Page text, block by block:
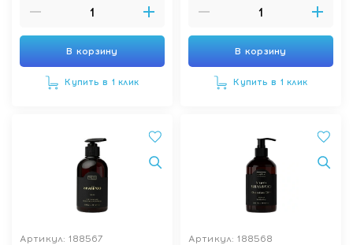
В корзину
Купить в 1 клик
В корзину
Купить в 1 клик
Артикул: 188567
Артикул: 188568